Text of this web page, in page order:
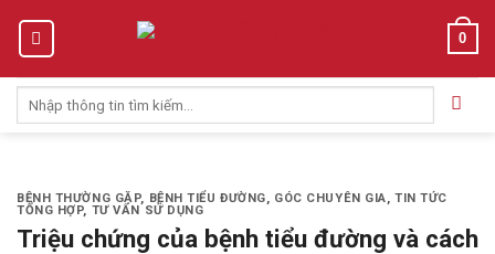
0
kiếm:
BỆNH THƯỜNG GẶP, BỆNH TIỂU ĐƯỜNG, GÓC CHUYÊN GIA,TIN TỨC
TỔNG HỢP, TƯ VẤN SỬ DỤNG
Triệu chứng của bệnh tiểu đường và cách